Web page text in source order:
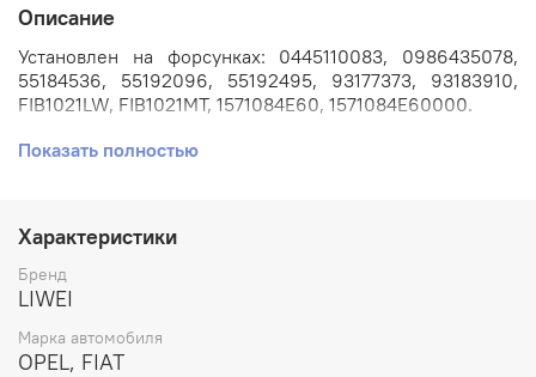
Описание
Установлен на форсунках: 0445110083, 0986435078,
55184536, 55192096, 55192495, 93177373, 93183910,
FIB1021LW, FIB1021MT, 1571084E60, 1571084E60000.
Применяется на автомобилях: FIAT ALBEA, DOBLO, IDEA,
SWIFT, WAGON R+ с двигателем 1.3л. Z13DT, 188A9.000.
Артикул: DLLA150P1224.
FZB2223LW, FZB2223MT.
Показать полностью
Характеристики
Бренд
LIWEI
Марка автомобиля
OPEL, FIAT